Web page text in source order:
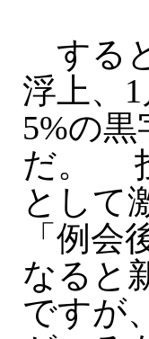
する
浮上、
5%の
だ。
として
「例
なると
ですが